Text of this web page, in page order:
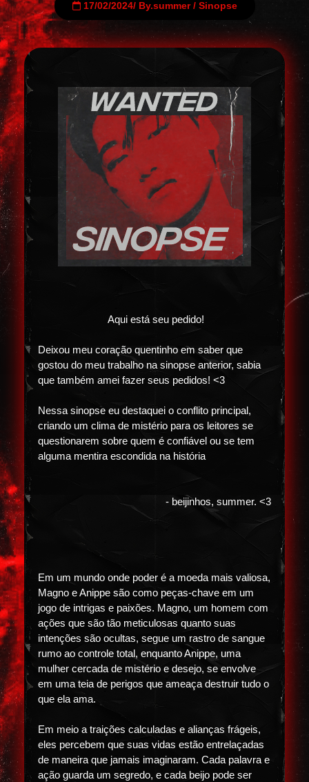
17/02/2024/ By.summer/ Sinopse
Aqui está seu pedido!
Deixou meu coração quentinho em saber que
gostou do meu trabalho na sinopse anterior, sabia
que também amei fazer seus pedidos! <3
Nessa sinopse eu destaquei o conflito principal,
criando um clima de mistério para os leitores se
questionarem sobre quem é confiável ou se tem
alguma mentira escondida na história
- beijinhos, summer. <3
Em um mundo onde poder é a moeda mais valiosa,
Magno e Anippe são como peças-chave em um
jogo de intrigas e paixões. Magno, um homem com
ações que são tão meticulosas quanto suas
intenções são ocultas, segue um rastro de sangue
rumo ao controle total, enquanto Anippe, uma
mulher cercada de mistério e desejo, se envolve
em uma teia de perigos que ameaça destruir tudo o
que ela ama.
Em meio a traições calculadas e alianças frágeis,
eles percebem que suas vidas estão entrelaçadas
de maneira que jamais imaginaram. Cada palavra e
ação guarda um segredo, e cada beijo pode ser